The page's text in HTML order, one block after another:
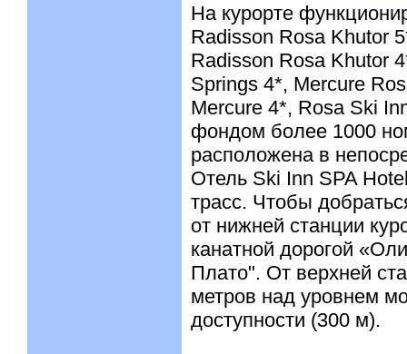
На курорте
Radisson Rosa Khutor
Radisson Rosa Khutor
Springs 4*, Mercure
Mercure 4*, Rosa Ski
фондом более 1000
расположена в
Отель Ski Inn SPA
трасс. Чтобы
от нижней станции
канатной дорогой
Плато". От верхней
метров над уровнем
доступности (300 м).